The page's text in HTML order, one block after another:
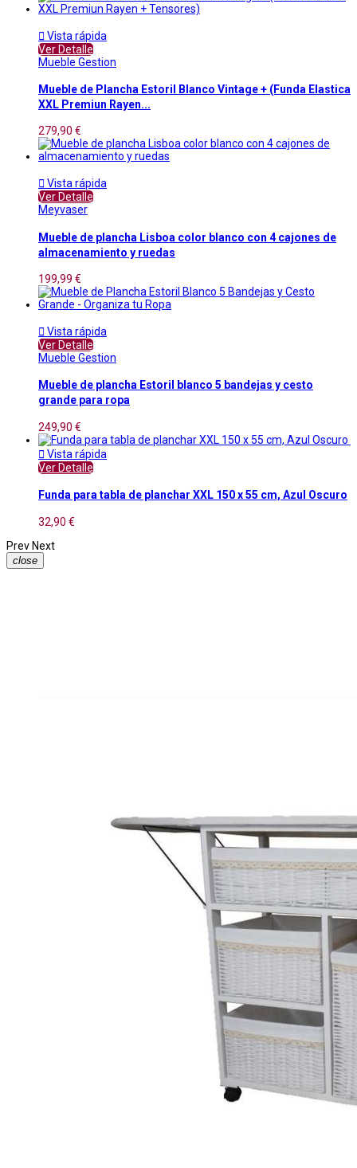
 Vista rápida
Ver Detalle
Mueble Gestion
Mueble de Plancha Estoril Blanco Vintage + (Funda Elastica
XXL Premiun Rayen...
279,90 €
 Vista rápida
Ver Detalle
Meyvaser
Mueble de plancha Lisboa color blanco con 4 cajones de
almacenamiento y ruedas
199,99 €
 Vista rápida
Ver Detalle
Mueble Gestion
Mueble de plancha Estoril blanco 5 bandejas y cesto
grande para ropa
249,90 €
 Vista rápida
Ver Detalle
Funda para tabla de planchar XXL 150 x 55 cm, Azul Oscuro
32,90 €
PrevNext
close